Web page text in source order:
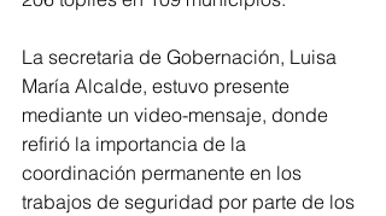
La secretaria de Gobernación, Luisa
María Alcalde, estuvo presente
mediante un video-mensaje, donde
refirió la importancia de la
coordinación permanente en los
trabajos de seguridad por parte de los